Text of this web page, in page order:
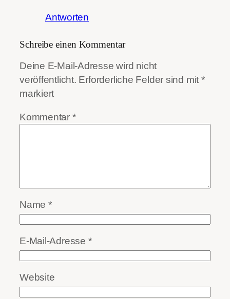
Antworten
Schreibe einen Kommentar
Deine E-Mail-Adresse wird nicht
veröffentlicht. Erforderliche Felder sind mit *
markiert
Kommentar *
Name *
E-Mail-Adresse *
Website